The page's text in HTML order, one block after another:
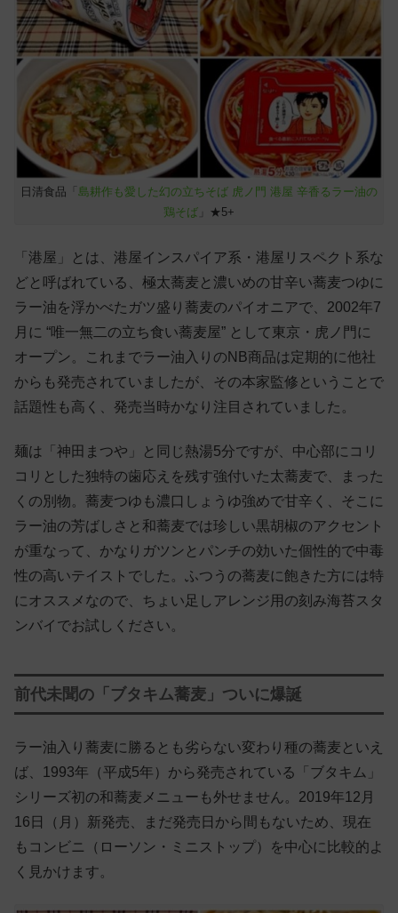
日清食品「 島耕作も愛した幻の立ちそば 虎ノ門 港屋 辛香るラー油の
鶏そば 」★5+
「港屋」とは、港屋インスパイア系・港屋リスペクト系な
どと呼ばれている、極太蕎麦と濃いめの甘辛い蕎麦つゆに
ラー油を浮かべたガツ盛り蕎麦のパイオニアで、2002年7
月に “唯一無二の立ち食い蕎麦屋” として東京・虎ノ門に
オープン。これまでラー油入りのNB商品は定期的に他社
からも発売されていましたが、その本家監修ということで
話題性も高く、発売当時かなり注目されていました。
麺は「神田まつや」と同じ熱湯5分ですが、中心部にコリ
コリとした独特の歯応えを残す強付いた太蕎麦で、まった
くの別物。蕎麦つゆも濃口しょうゆ強めで甘辛く、そこに
ラー油の芳ばしさと和蕎麦では珍しい黒胡椒のアクセント
が重なって、かなりガツンとパンチの効いた個性的で中毒
性の高いテイストでした。ふつうの蕎麦に飽きた方には特
にオススメなので、ちょい足しアレンジ用の刻み海苔スタ
ンバイでお試しください。
前代未聞の「ブタキム蕎麦」ついに爆誕
ラー油入り蕎麦に勝るとも劣らない変わり種の蕎麦といえ
ば、1993年（平成5年）から発売されている「ブタキム」
シリーズ初の和蕎麦メニューも外せません。2019年12月
16日（月）新発売、まだ発売日から間もないため、現在
もコンビニ（ローソン・ミニストップ）を中心に比較的よ
く見かけます。